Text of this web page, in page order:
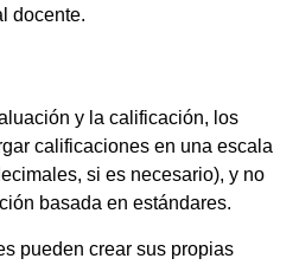
docente.
y la calificación, los
calificaciones en una escala
si es necesario), y no
basada en estándares.
pueden crear sus propias